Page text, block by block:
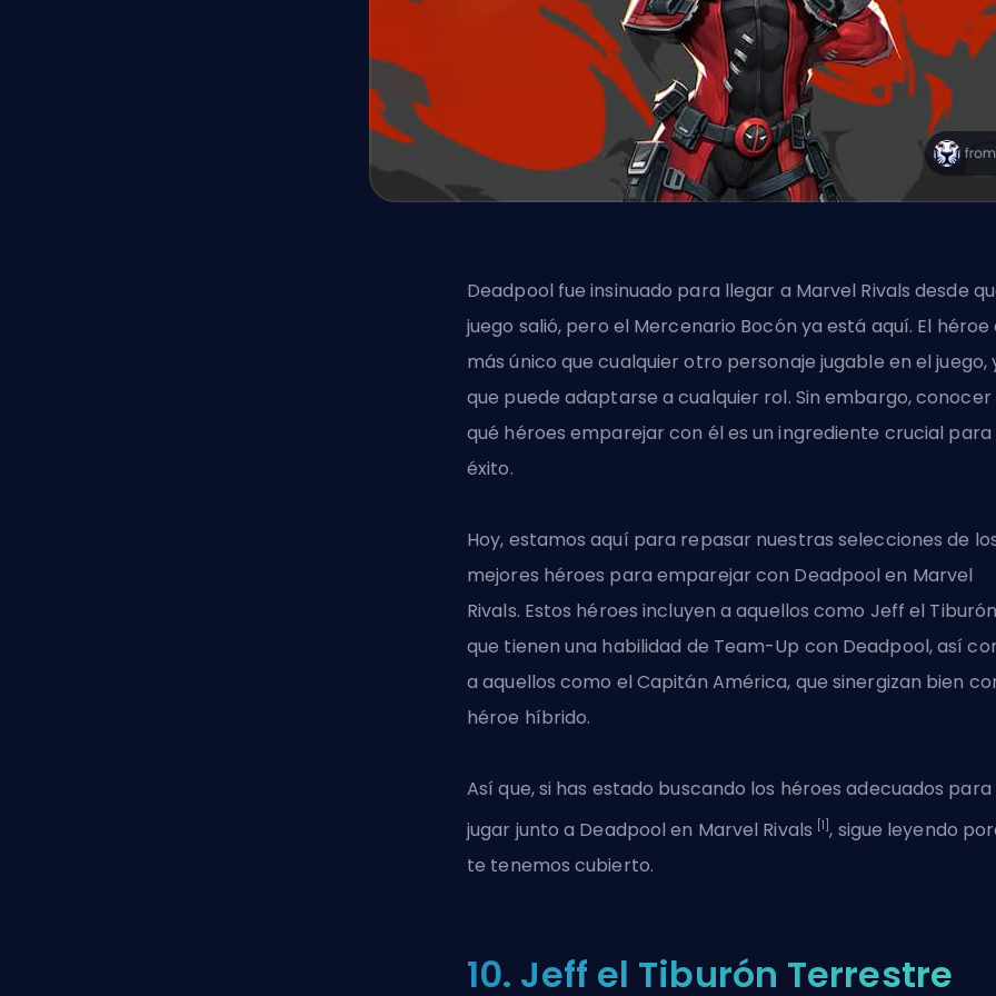
Deadpool fue insinuado para llegar a Marvel Rivals desde
juego salió, pero el Mercenario Bocón ya está aquí. El héroe
más único que cualquier otro personaje jugable en el juego,
que puede adaptarse a cualquier rol. Sin embargo, conocer
qué héroes emparejar con él es un ingrediente crucial para
éxito.
Hoy, estamos aquí para repasar nuestras selecciones de
mejores héroes para emparejar con Deadpool en Marvel
Rivals. Estos héroes incluyen a aquellos como Jeff el
que tienen una habilidad de Team-Up con Deadpool, así
a aquellos como el Capitán América, que sinergizan bien
héroe híbrido.
Así que, si has estado buscando los héroes adecuados para
jugar junto a Deadpool en Marvel Rivals [1] , sigue leyendo
te tenemos cubierto.
10. Jeff el Tiburón Terrestre